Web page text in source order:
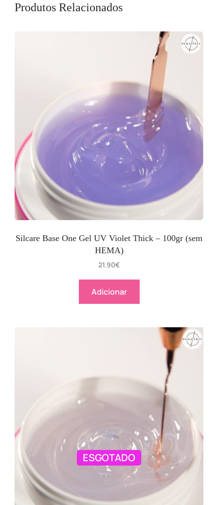
Produtos Relacionados
Silcare Base One Gel UV Violet Thick – 100gr (sem
HEMA)
21.90€
Adicionar
ESGOTADO